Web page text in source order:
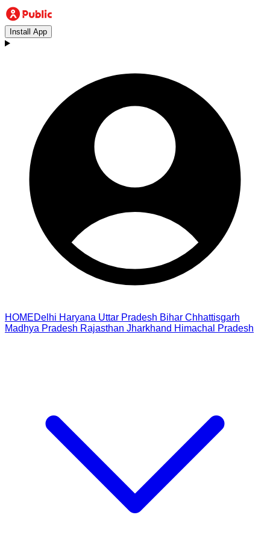
Install App
HOMEDelhi Haryana Uttar Pradesh Bihar Chhattisgarh
Madhya Pradesh Rajasthan Jharkhand Himachal Pradesh